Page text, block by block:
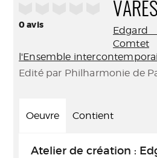
0avis
Edgard
Comtet
l'Ensemble
Edité par Philharmonie de
Oeuvre Contient
Atelier de création :